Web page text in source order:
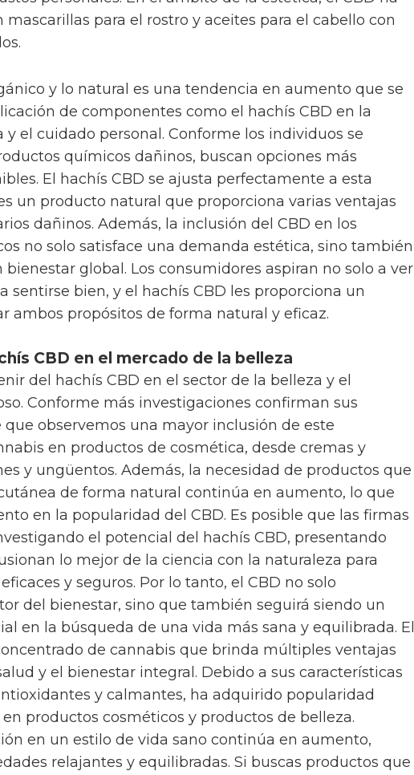
mascarillas para el rostro y aceites para el cabello con
y lo natural es una tendencia en aumento que se
de componentes como el hachís CBD en la
el cuidado personal. Conforme los individuos se
químicos dañinos, buscan opciones más
El hachís CBD se ajusta perfectamente a esta
un producto natural que proporciona varias ventajas
dañinos. Además, la inclusión del CBD en los
no solo satisface una demanda estética, sino también
bienestar global. Los consumidores aspiran no solo a ver
sentirse bien, y el hachís CBD les proporciona un
ambos propósitos de forma natural y eficaz.
CBD en el mercado de la belleza
del hachís CBD en el sector de la belleza y el
Conforme más investigaciones confirman sus
que observemos una mayor inclusión de este
en productos de cosmética, desde cremas y
y ungüentos. Además, la necesidad de productos que
de forma natural continúa en aumento, lo que
en la popularidad del CBD. Es posible que las firmas
el potencial del hachís CBD, presentando
lo mejor de la ciencia con la naturaleza para
y seguros. Por lo tanto, el CBD no solo
del bienestar, sino que también seguirá siendo un
en la búsqueda de una vida más sana y equilibrada. El
de cannabis que brinda múltiples ventajas
y el bienestar integral. Debido a sus características
y calmantes, ha adquirido popularidad
productos cosméticos y productos de belleza.
en un estilo de vida sano continúa en aumento,
relajantes y equilibradas. Si buscas productos que